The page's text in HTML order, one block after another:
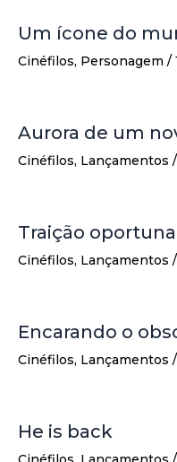
Um ícone do
Cinéfilos, Personagem /
Aurora de um
Cinéfilos, Lançamentos /
Traição oportuna
Cinéfilos, Lançamentos /
Encarando o
Cinéfilos, Lançamentos /
He is back